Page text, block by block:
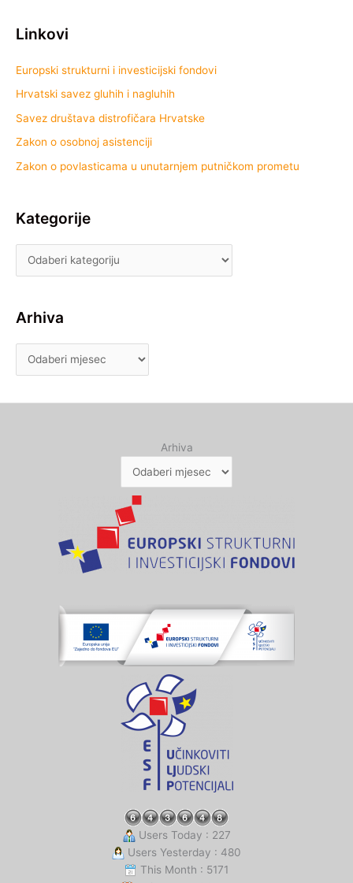
Linkovi
Europski strukturni i investicijski fondovi
Hrvatski savez gluhih i nagluhih
Savez društava distrofičara Hrvatske
Zakon o osobnoj asistenciji
Zakon o povlasticama u unutarnjem putničkom prometu
Kategorije
Arhiva
Arhiva
Users Today : 227
Users Yesterday : 480
This Month : 5171